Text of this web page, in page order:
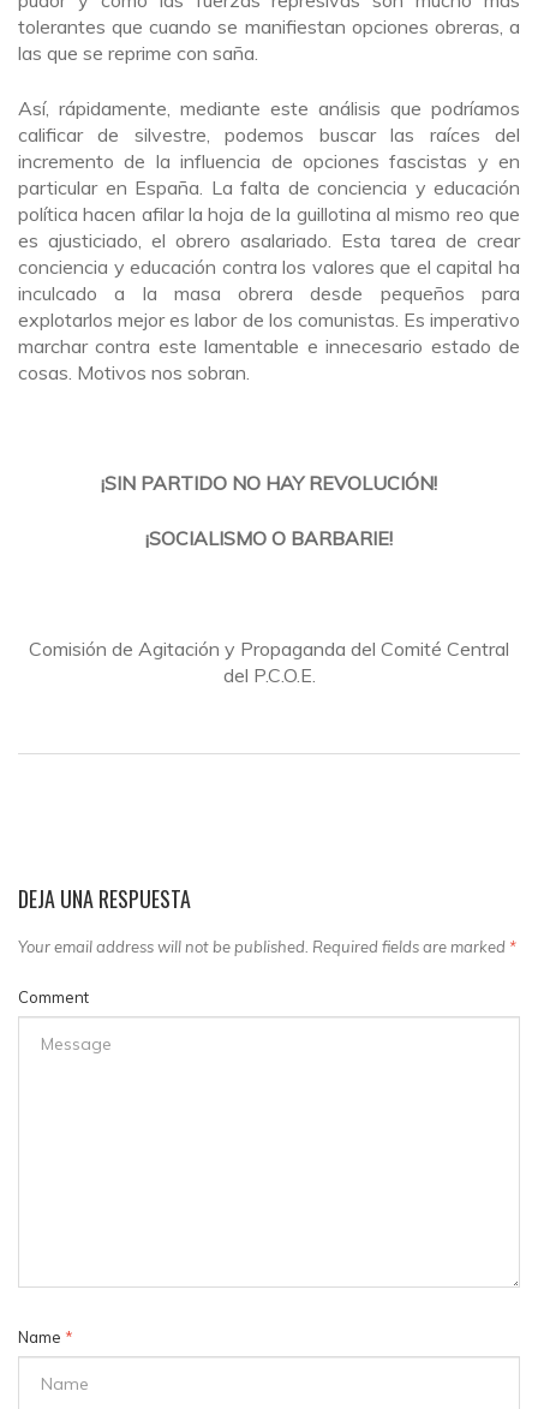
tolerantes que cuando se manifiestan opciones obreras, a
las que se reprime con saña.
Así, rápidamente, mediante este análisis que podríamos
calificar de silvestre, podemos buscar las raíces del
incremento de la influencia de opciones fascistas y en
particular en España. La falta de conciencia y educación
política hacen afilar la hoja de la guillotina al mismo reo que
es ajusticiado, el obrero asalariado. Esta tarea de crear
conciencia y educación contra los valores que el capital ha
inculcado a la masa obrera desde pequeños para
explotarlos mejor es labor de los comunistas. Es imperativo
marchar contra este lamentable e innecesario estado de
cosas. Motivos nos sobran.
¡SIN PARTIDO NO HAY REVOLUCIÓN!
¡SOCIALISMO O BARBARIE!
Comisión de Agitación y Propaganda del Comité Central
del P.C.O.E.
DEJA UNA RESPUESTA
Your email address will not be published. Required fields are marked *
Comment
Name *